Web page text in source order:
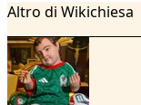
Altro di Wikichiesa